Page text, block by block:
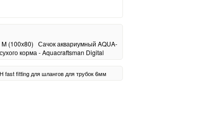
(100х80) Сачок аквариумный AQUA-
корма - Aquacraftsman Digital
fast fitting для шлангов для трубок 6мм